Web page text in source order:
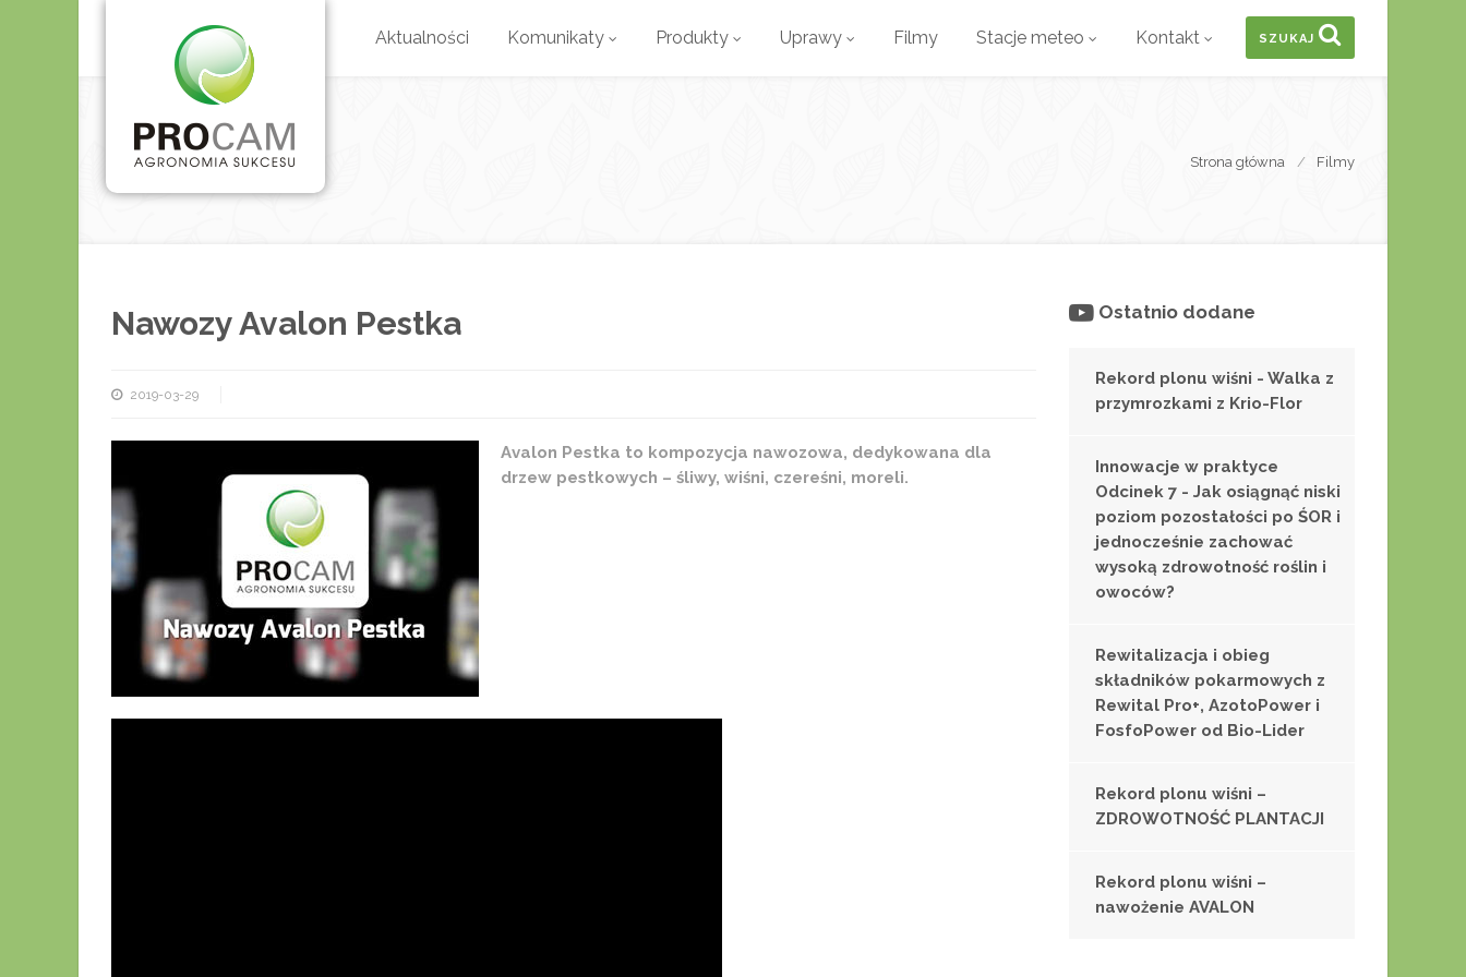
Aktualności Komunikaty Produkty Uprawy Filmy Stacje meteo Kontakt SZUKAJ
Strona główna Filmy
Nawozy Avalon Pestka
2019-03-29
Avalon Pestka to kompozycja nawozowa, dedykowana dla
drzew pestkowych – śliwy, wiśni, czereśni, moreli.
Ostatnio dodane
Rekord plonu wiśni - Walka z
przymrozkami z Krio-Flor
Innowacje w praktyce
Odcinek 7 - Jak osiągnąć niski
poziom pozostałości po ŚOR i
jednocześnie zachować
wysoką zdrowotność roślin i
owoców?
Rewitalizacja i obieg
składników pokarmowych z
Rewital Pro+, AzotoPower i
FosfoPower od Bio-Lider
Rekord plonu wiśni –
ZDROWOTNOŚĆ PLANTACJI
Rekord plonu wiśni –
nawożenie AVALON